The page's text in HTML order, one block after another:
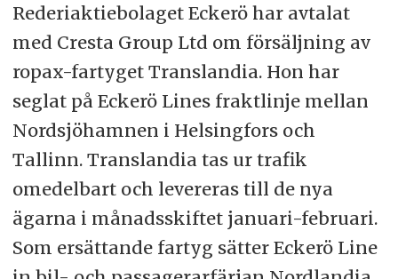
Rederiaktiebolaget Eckerö har avtalat
med Cresta Group Ltd om försäljning av
ropax-fartyget Translandia. Hon har
seglat på Eckerö Lines fraktlinje mellan
Nordsjöhamnen i Helsingfors och
Tallinn. Translandia tas ur trafik
omedelbart och levereras till de nya
ägarna i månadsskiftet januari-februari.
Som ersättande fartyg sätter Eckerö Line